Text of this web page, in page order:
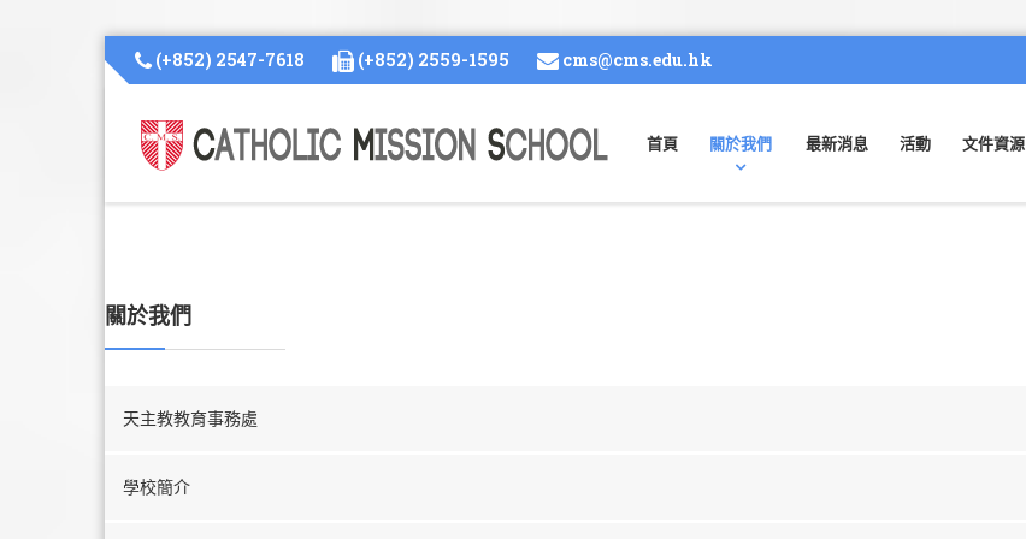
(+852) 2547-7618 (+852) 2559-1595 cms@cms.edu.hk
首頁 關於我們 最新消息 活動 文件資源
關於我們
天主教教育事務處
學校簡介